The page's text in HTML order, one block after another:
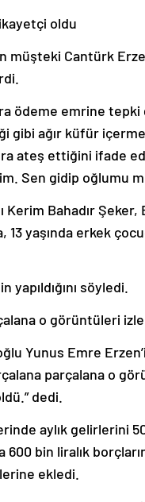
oldu
müşteki Cantürk
ödeme emrine
gibi ağır küfür
ateş ettiğini ifade
Sen gidip oğlumu
Bahadır Şeker,
13 yaşında erkek
söyledi.
o görüntüleri
Yunus Emre
parçalana o
dedi.
aylık gelirlerini
bin liralık
ekledi.